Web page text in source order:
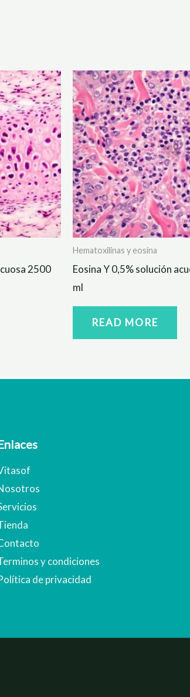
2500
Hematoxilinas y eosina
Eosina Y 0,5% solución
ml
READ MORE
y condiciones
de privacidad